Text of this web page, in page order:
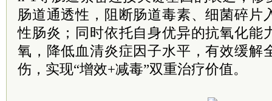
肠道通透性，阻断肠道毒素、细菌碎片
性肠炎；同时依托自身优异的抗氧化能
氧，降低血清炎症因子水平，有效缓解
伤，实现“增效+减毒”双重治疗价值。